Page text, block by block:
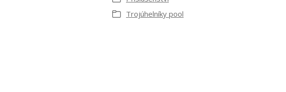
Trojúhelníky pool